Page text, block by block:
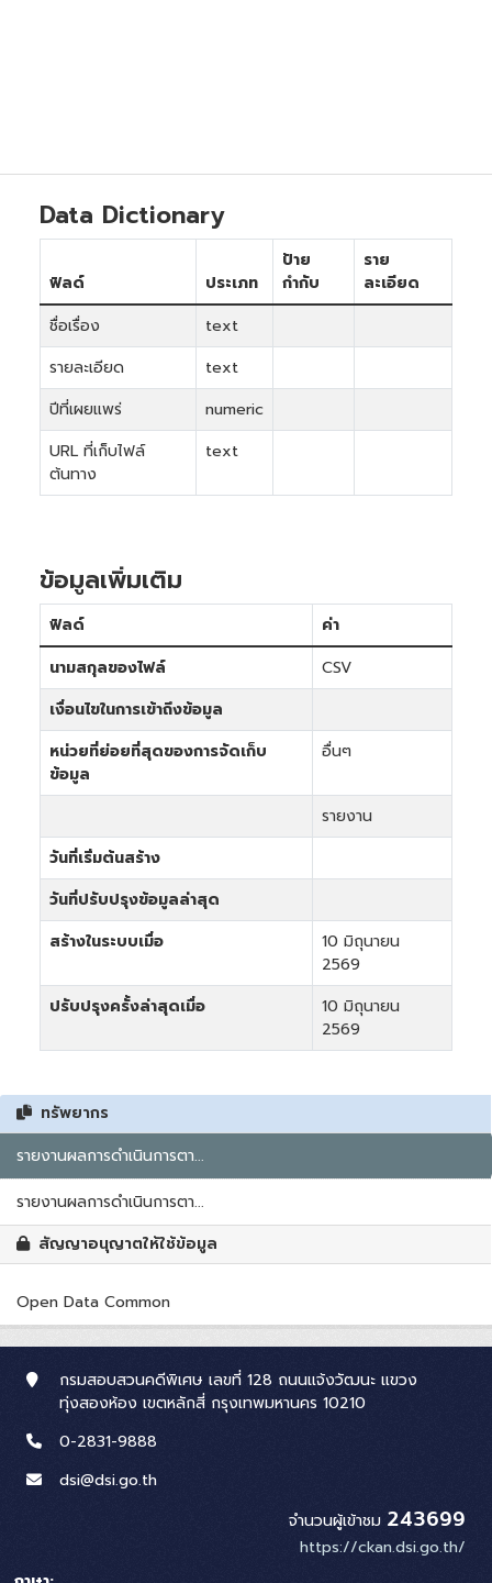
ทรัพยากร
รายงานผลการดำเนินการตา...
รายงานผลการดำเนินการตา...
สัญญาอนุญาตให้ใช้ข้อมูล
Open Data Common
Data Dictionary
ฟิลด์ ประเภท
ป้าย
กำกับ
ราย
ละเอียด
ชื่อเรื่อง
text
รายละเอียด
text
ปีที่เผยแพร่
numeric
URL ที่เก็บไฟล์
ต้นทาง
text
ข้อมูลเพิ่มเติม
ฟิลด์
ค่า
นามสกุลของไฟล์
CSV
เงื่อนไขในการเข้าถึงข้อมูล
หน่วยที่ย่อยที่สุดของการจัดเก็บ
ข้อมูล
อื่นๆ
รายงาน
วันที่เริ่มต้นสร้าง
วันที่ปรับปรุงข้อมูลล่าสุด
สร้างในระบบเมื่อ
10 มิถุนายน
2569
ปรับปรุงครั้งล่าสุดเมื่อ
10 มิถุนายน
2569
กรมสอบสวนคดีพิเศษ เลขที่ 128 ถนนแจ้งวัฒนะ แขวง
ทุ่งสองห้อง เขตหลักสี่ กรุงเทพมหานคร 10210
0-2831-9888
dsi@dsi.go.th
จำนวนผู้เข้าชม 243699
https://ckan.dsi.go.th/